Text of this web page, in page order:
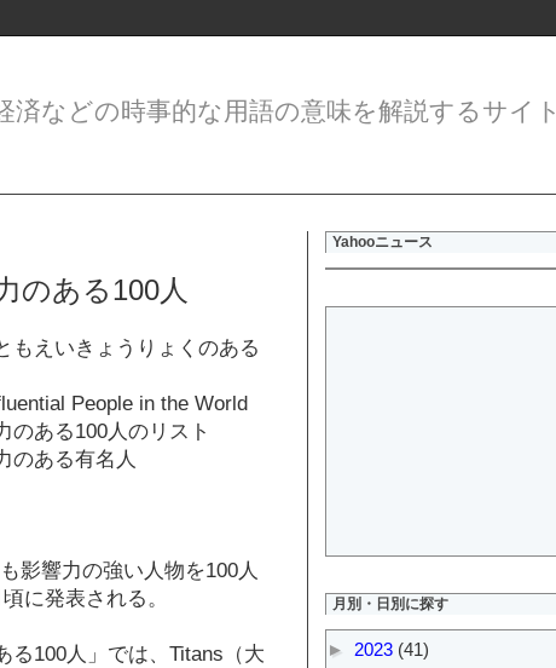
などの時事的な用語の意味を解説するサイト
のある100人
もえいきょうりょくのある
People in the World
のある100人のリスト
のある有名人
影響力の強い人物を100人
に発表される。
る100人」では、Titans（大
Yahooニュース
月別・日別に探す
► 2023 (41)